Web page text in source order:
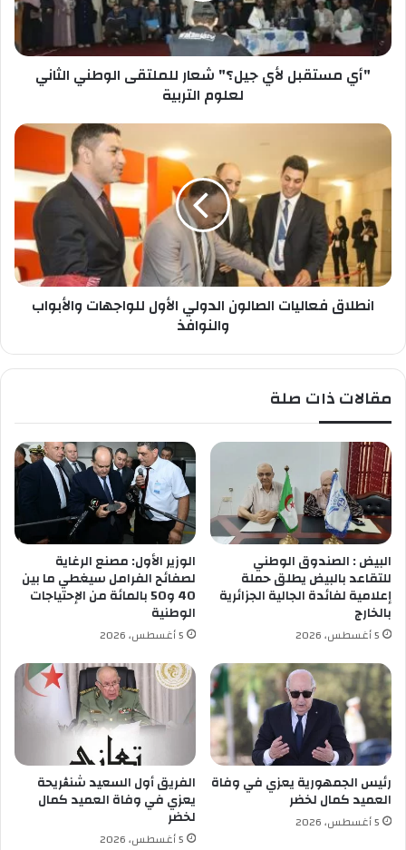
خ
ا
ص
ق
ب
ل
ج
ل
؟
ش
ر
ل
ق
ى
ل
و
ط
ن
ي
ل
ث
ا
ن
ي
ل
ع
ل
و
م
ا
ل
ت
ر
"أي مستقبل لأي جيل؟" شعار للملتقى الوطني الثاني
لعلوم التربية
ا
ط
ل
ق
ف
ع
ا
ت
ل
ص
ل
و
ن
ا
ل
د
و
ل
ي
ا
أ
و
ل
ل
ل
و
ا
ج
ه
انطلاق فعاليات الصالون الدولي الأول للواجهات والأبواب
والنوافذ
مقالات ذات صلة
البيض : الصندوق الوطني
للتقاعد بالبيض يطلق حملة
إعلامية لفائدة الجالية الجزائرية
بالخارج
5 أغسطس، 2026
الوزير الأول: مصنع الرغاية
لصفائح الفرامل سيغطي ما بين
40 و50 بالمائة من الإحتياجات
الوطنية
5 أغسطس، 2026
رئيس الجمهورية يعزي في وفاة
العميد كمال لخضر
5 أغسطس، 2026
الفريق أول السعيد شنڨريحة
يعزي في وفاة العميد كمال
لخضر
5 أغسطس، 2026